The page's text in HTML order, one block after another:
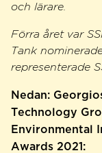
och lärare.
Förra året var
Tank
representerade
Nedan:
Technology
Environmental
Awards 2021: